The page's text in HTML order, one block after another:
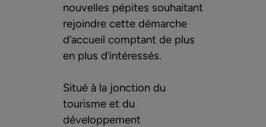
nouvelles pépites souhaitant
rejoindre cette démarche
d’accueil comptant de plus
en plus d’intéressés.
Situé à la jonction du
tourisme et du
développement